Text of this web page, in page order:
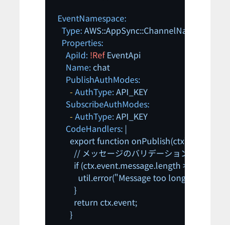
EventNamespace:
Type:AWS::AppSync::ChannelNamespace
Properties:
ApiId: !Ref EventApi
Name:chat
PublishAuthModes:
- AuthType:API_KEY
SubscribeAuthModes:
- AuthType:API_KEY
CodeHandlers: |
        export function onPublish(ctx) {
// メッセージのバリデーションやフィル
          if (ctx.event.message.length > 1000) {
util.error("Message too long",
          }
          return ctx.event;
        }